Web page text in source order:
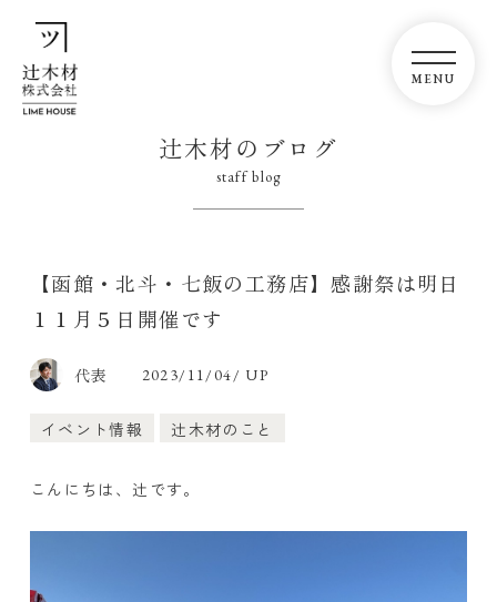
辻木材のブログ
staff blog
【函館・北斗・七飯の工務店】感謝祭は明日
１１月５日開催です
代表 2023/11/04/ UP
イベント情報 辻木材のこと
こんにちは、辻です。